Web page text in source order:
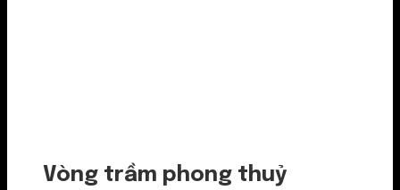
Vòng trầm phong thuỷ